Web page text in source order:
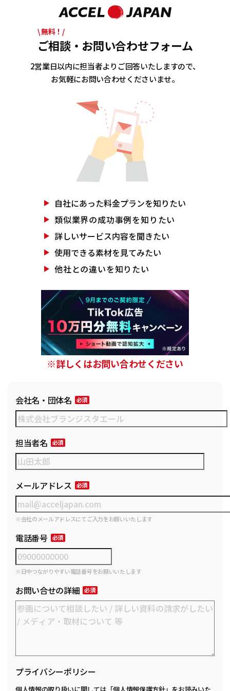
\ 無料！/
ご相談・お問い合わせフォーム
2営業日以内に担当者よりご回答いたしますので、
お気軽にお問い合わせくださいませ。
自社にあった料金プランを知りたい
類似業界の成功事例を知りたい
詳しいサービス内容を聞きたい
使用できる素材を見てみたい
他社との違いを知りたい
※詳しくはお問い合わせください
会社名・団体名
担当者名
メールアドレス
※会社のメールアドレスにてご入力をお願いいたします
電話番号
※日中つながりやすい電話番号をお願いいたします
お問い合せの詳細
プライバシーポリシー